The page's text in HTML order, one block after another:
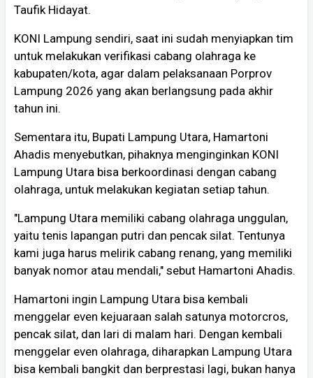
Taufik Hidayat.
KONI Lampung sendiri, saat ini sudah menyiapkan tim
untuk melakukan verifikasi cabang olahraga ke
kabupaten/kota, agar dalam pelaksanaan Porprov
Lampung 2026 yang akan berlangsung pada akhir
tahun ini.
Sementara itu, Bupati Lampung Utara, Hamartoni
Ahadis menyebutkan, pihaknya menginginkan KONI
Lampung Utara bisa berkoordinasi dengan cabang
olahraga, untuk melakukan kegiatan setiap tahun.
"Lampung Utara memiliki cabang olahraga unggulan,
yaitu tenis lapangan putri dan pencak silat. Tentunya
kami juga harus melirik cabang renang, yang memiliki
banyak nomor atau mendali," sebut Hamartoni Ahadis.
Hamartoni ingin Lampung Utara bisa kembali
menggelar even kejuaraan salah satunya motorcros,
pencak silat, dan lari di malam hari. Dengan kembali
menggelar even olahraga, diharapkan Lampung Utara
bisa kembali bangkit dan berprestasi lagi, bukan hanya